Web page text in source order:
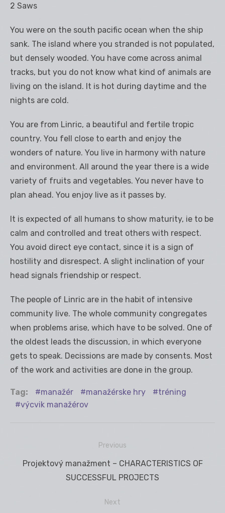
2 Saws
You were on the south pacific ocean when the ship
sank. The island where you stranded is not populated,
but densely wooded. You have come across animal
tracks, but you do not know what kind of animals are
living on the island. It is hot during daytime and the
nights are cold.
You are from Linric, a beautiful and fertile tropic
country. You fell close to earth and enjoy the
wonders of nature. You live in harmony with nature
and environment. All around the year there is a wide
variety of fruits and vegetables. You never have to
plan ahead. You enjoy live as it passes by.
It is expected of all humans to show maturity, ie to be
calm and controlled and treat others with respect.
You avoid direct eye contact, since it is a sign of
hostility and disrespect. A slight inclination of your
head signals friendship or respect.
The people of Linric are in the habit of intensive
community live. The whole community congregates
when problems arise, which have to be solved. One of
the oldest leads the discussion, in which everyone
gets to speak. Decissions are made by consents. Most
of the work and activities are done in the group.
Tag: manažér manažérske hry
tréning
výcvik manažérov
Previous
Previous
Projektový manažment – CHARACTERISTICS OF
SUCCESSFUL PROJECTS
Next